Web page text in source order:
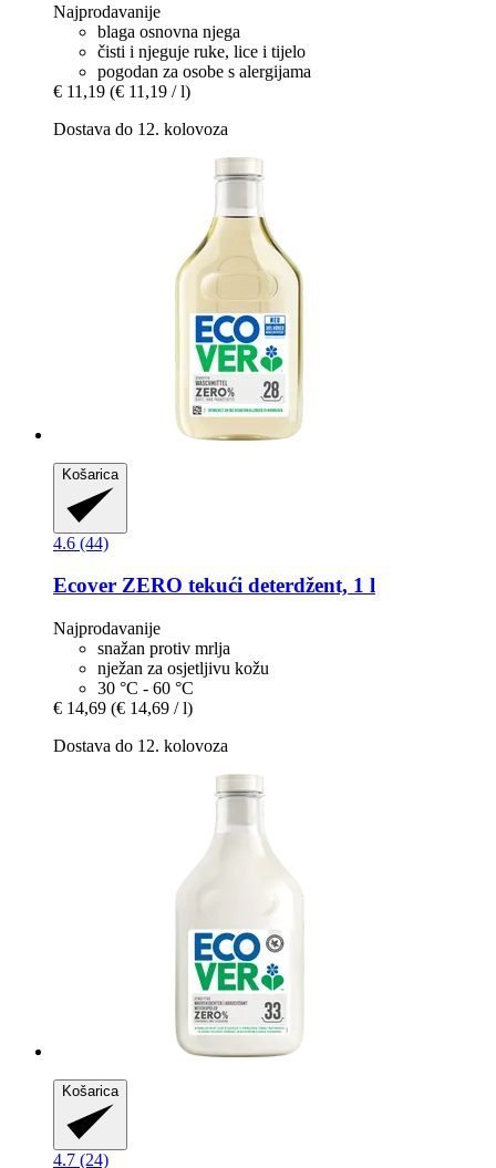
Najprodavanije
blaga osnovna njega
čisti i njeguje ruke, lice i tijelo
pogodan za osobe s alergijama
€ 11,19 (€ 11,19 / l)
Dostava do 12. kolovoza
Košarica
4.6 (44)
Ecover ZERO tekući deterdžent, 1 l
Najprodavanije
snažan protiv mrlja
nježan za osjetljivu kožu
30 °C - 60 °C
€ 14,69 (€ 14,69 / l)
Dostava do 12. kolovoza
Košarica
4.7 (24)